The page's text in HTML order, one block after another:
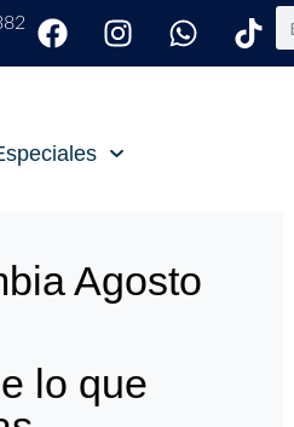
Agosto
lo que